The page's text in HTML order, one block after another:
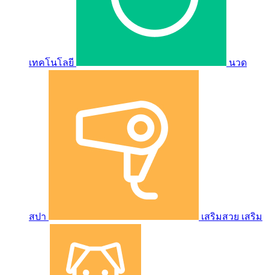
เทคโนโลยี นวด
สปา เสริมสวย เสริม